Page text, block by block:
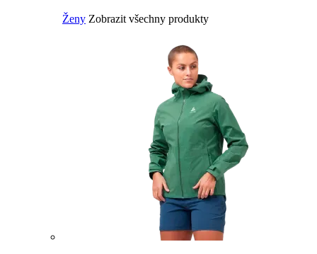
Ženy Zobrazit všechny produkty